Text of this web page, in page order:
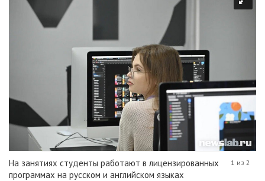
На занятиях студенты работают в лицензированных
программах на русском и английском языках
1 из 2